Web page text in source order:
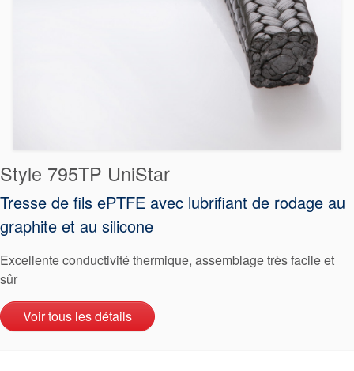
Style 795TP UniStar
Tresse de fils ePTFE avec lubrifiant de rodage au
graphite et au silicone
Excellente conductivité thermique, assemblage très facile et
sûr
Voir tous les détails